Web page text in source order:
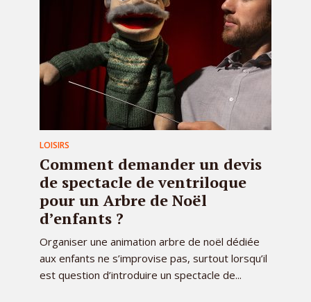
LOISIRS
Comment demander un devis
de spectacle de ventriloque
pour un Arbre de Noël
d’enfants ?
Organiser une animation arbre de noël dédiée
aux enfants ne s’improvise pas, surtout lorsqu’il
est question d’introduire un spectacle de...